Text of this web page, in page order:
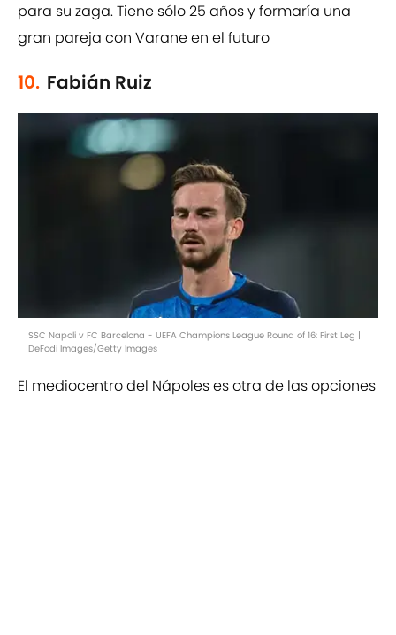
para su zaga. Tiene sólo 25 años y formaría una
gran pareja con Varane en el futuro
10. Fabián Ruiz
SSC Napoli v FC Barcelona - UEFA Champions League Round of 16: First Leg |
DeFodi Images/Getty Images
El mediocentro del Nápoles es otra de las opciones